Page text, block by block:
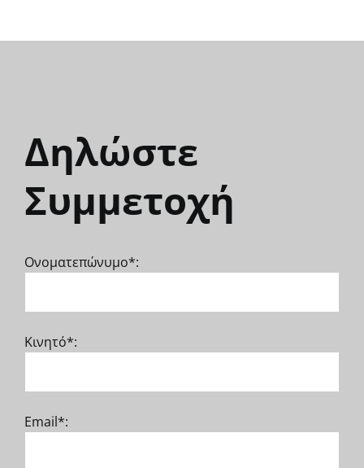
Δηλώστε
Συμμετοχή
Ονοματεπώνυμο*:
Κινητό*:
Email*: